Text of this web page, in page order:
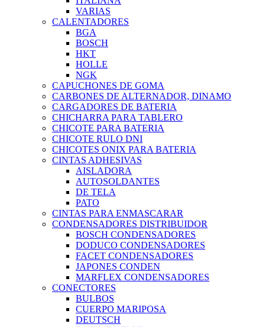
VARIAS
CALENTADORES
BGA
BOSCH
HKT
HOLLE
NGK
CAPUCHONES DE GOMA
CARBONES DE ALTERNADOR, DINAMO
CARGADORES DE BATERIA
CHICHARRA PARA TABLERO
CHICOTE PARA BATERIA
CHICOTE RULO DNI
CHICOTES ONIX PARA BATERIA
CINTAS ADHESIVAS
AISLADORA
AUTOSOLDANTES
DE TELA
PATO
CINTAS PARA ENMASCARAR
CONDENSADORES DISTRIBUIDOR
BOSCH CONDENSADORES
DODUCO CONDENSADORES
FACET CONDENSADORES
JAPONES CONDEN
MARFLEX CONDENSADORES
CONECTORES
BULBOS
CUERPO MARIPOSA
DEUTSCH